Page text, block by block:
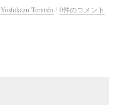
Yoshikazu Teraishi / 0件のコメント